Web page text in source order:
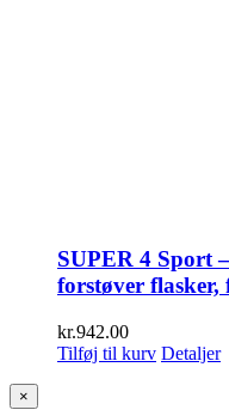
SUPER 4 Sport
forstøver flasker,
kr.942.00
Tilføj til kurv Detaljer
Close
×